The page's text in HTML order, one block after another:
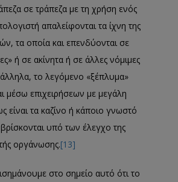
σε τράπεζα με τη χρήση ενός
απαλείφονται τα ίχνη της
τα οποία και επενδύονται σε
ή σε ακίνητα ή σε άλλες νόμιμες
το λεγόμενο «ξέπλυμα»
μέσω επιχειρήσεων με μεγάλη
είναι τα καζίνο ή κάποιο γνωστό
υπό των έλεγχο της
οργάνωσης.[13]
στο σημείο αυτό ότι το